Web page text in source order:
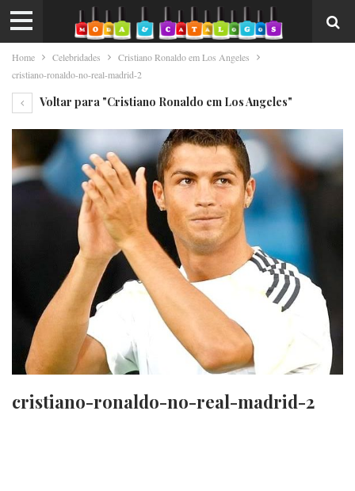
Home Celebridades
Cristiano Ronaldo em Los Angeles
cristiano-ronaldo-no-real-madrid-2
Voltar para "Cristiano Ronaldo em Los Angeles"
cristiano-ronaldo-no-real-madrid-2